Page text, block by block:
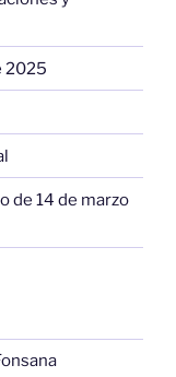
2025
de 14 de marzo